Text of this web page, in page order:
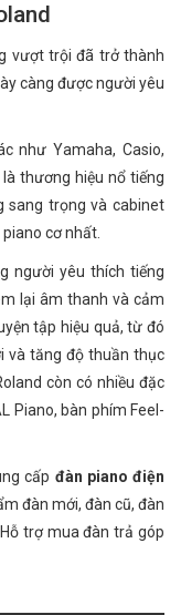
vượt trội đã trở thành
càng được người yêu
như Yamaha, Casio,
là thương hiệu nổ tiếng
sang trọng và cabinet
cơ nhất.
người yêu thích tiếng
lại âm thanh và cảm
tập hiệu quả, từ đó
và tăng độ thuần thục
còn có nhiều đặc
Piano, bàn phím Feel-
cấp đàn piano điện
đàn mới, đàn cũ, đàn
trợ mua đàn trả góp